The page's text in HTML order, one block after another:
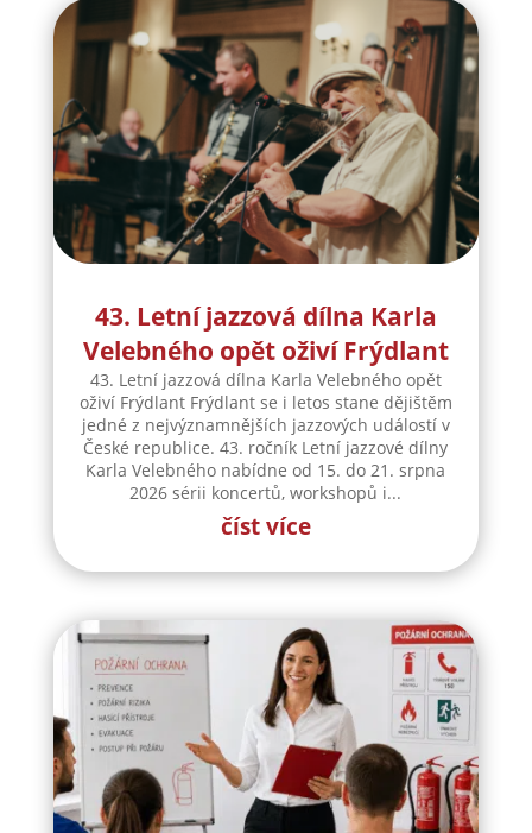
43. Letní jazzová dílna Karla
Velebného opět oživí Frýdlant
43. Letní jazzová dílna Karla Velebného opět
oživí Frýdlant Frýdlant se i letos stane dějištěm
jedné z nejvýznamnějších jazzových událostí v
České republice. 43. ročník Letní jazzové dílny
Karla Velebného nabídne od 15. do 21. srpna
2026 sérii koncertů, workshopů i...
číst více